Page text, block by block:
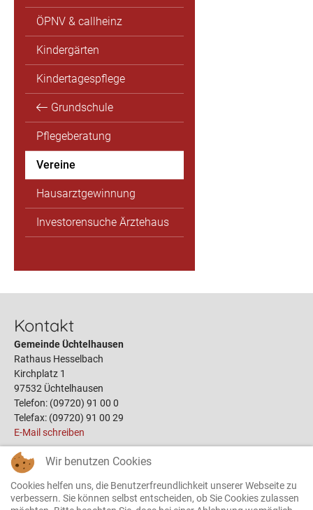
ÖPNV & callheinz
Kindergärten
Kindertagespflege
Grundschule
Pflegeberatung
Vereine
Hausarztgewinnung
Investorensuche Ärztehaus
Kontakt
Gemeinde Üchtelhausen
Rathaus Hesselbach
Kirchplatz 1
97532 Üchtelhausen
Telefon: (09720) 91 00 0
Telefax: (09720) 91 00 29
E-Mail schreiben
Links
Öffnungszeiten
Wir benutzen Cookies
Cookies helfen uns, die Benutzerfreundlichkeit unserer Webseite zu
verbessern. Sie können selbst entscheiden, ob Sie Cookies zulassen